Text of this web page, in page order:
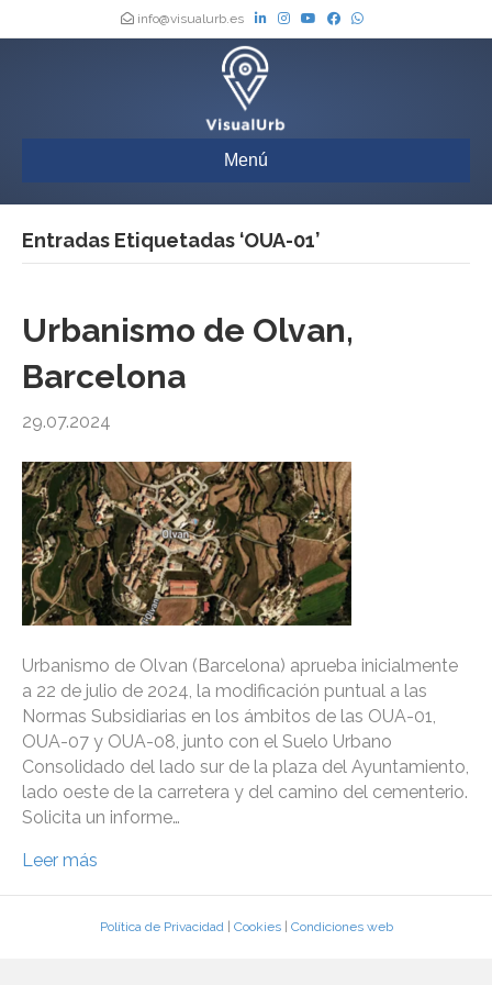
info@visualurb.es
Menú
Entradas Etiquetadas ‘OUA-01’
Urbanismo de Olvan,
Barcelona
29.07.2024
Urbanismo de Olvan (Barcelona) aprueba inicialmente
a 22 de julio de 2024, la modificación puntual a las
Normas Subsidiarias en los ámbitos de las OUA-01,
OUA-07 y OUA-08, junto con el Suelo Urbano
Consolidado del lado sur de la plaza del Ayuntamiento,
lado oeste de la carretera y del camino del cementerio.
Solicita un informe…
Leer más
Política de Privacidad| Cookies| Condiciones web